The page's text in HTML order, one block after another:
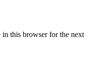
in this browser for the next